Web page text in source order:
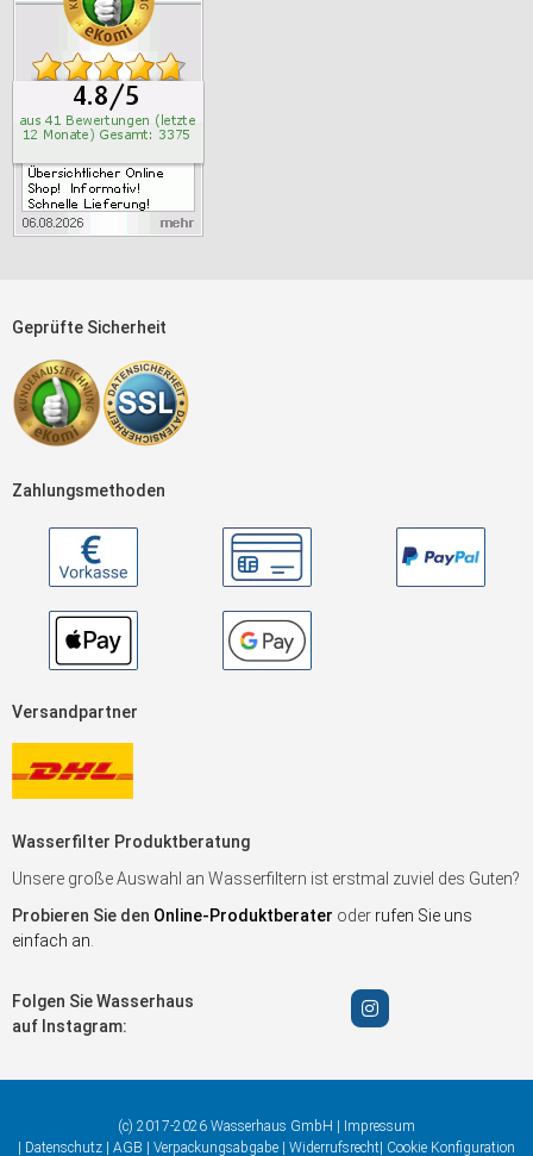
Geprüfte Sicherheit
Zahlungsmethoden
Versandpartner
Wasserfilter Produktberatung
Unsere große Auswahl an Wasserfiltern ist erstmal zuviel des Guten?
Probieren Sie den Online-Produktberater oder rufen Sie uns
einfach an
Folgen Sie Wasserhaus
auf Instagram:
(c) 2017-2026 Wasserhaus GmbH |
Impressum
Datenschutz AGB Verpackungsabgabe Widerrufsrecht Cookie Konfiguration